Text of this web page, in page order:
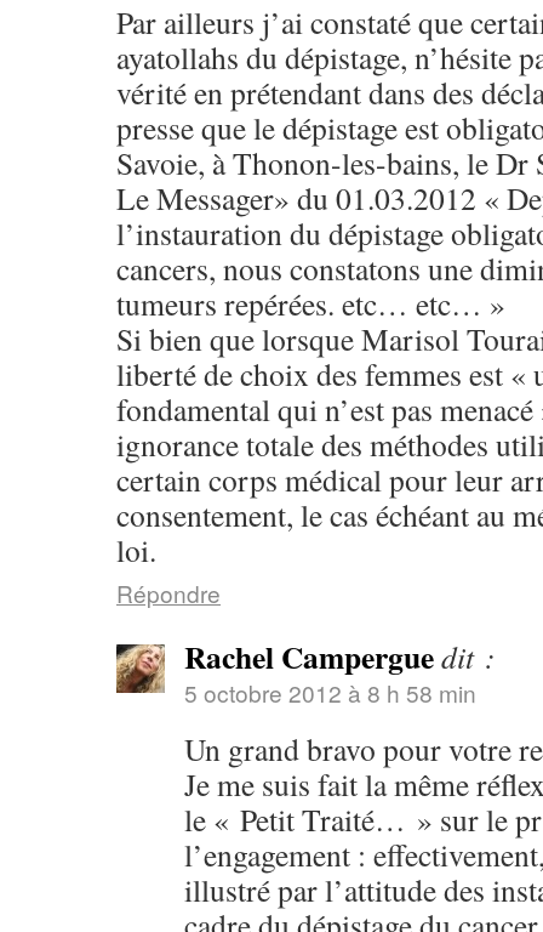
Par ailleurs j’ai constaté que
ayatollahs du dépistage, n’hésite
vérité en prétendant dans des
presse que le dépistage est
Savoie, à Thonon-les-bains, le Dr
Le Messager» du 01.03.2012 «
l’instauration du dépistage
cancers, nous constatons une
tumeurs repérées. etc… etc… »
Si bien que lorsque Marisol
liberté de choix des femmes est «
fondamental qui n’est pas
ignorance totale des méthodes
certain corps médical pour leur
consentement, le cas échéant au
loi.
Répondre
Rachel Camperguedit :
5 octobre 2012 à 8 h 58 min
Un grand bravo pour votre
Je me suis fait la même
le « Petit Traité… » sur le
l’engagement :
illustré par l’attitude des